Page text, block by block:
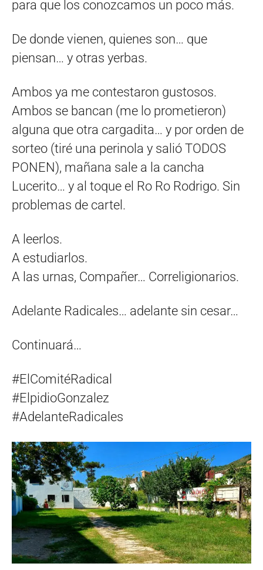
para que los conozcamos un poco más.
De donde vienen, quienes son… que
piensan… y otras yerbas.
Ambos ya me contestaron gustosos.
Ambos se bancan (me lo prometieron)
alguna que otra cargadita… y por orden de
sorteo (tiré una perinola y salió TODOS
PONEN), mañana sale a la cancha
Lucerito… y al toque el Ro Ro Rodrigo. Sin
problemas de cartel.
A leerlos.
A estudiarlos.
A las urnas, Compañer… Correligionarios.
Adelante Radicales… adelante sin cesar…
Continuará…
#ElComitéRadical
#ElpidioGonzalez
#AdelanteRadicales